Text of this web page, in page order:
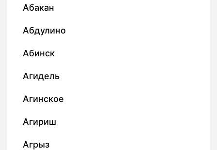
Абакан
Абдулино
Абинск
Агидель
Агинское
Агириш
Агрыз